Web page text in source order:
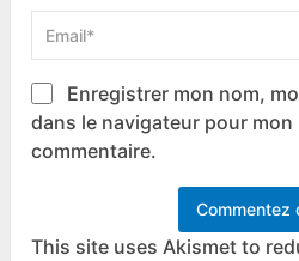
Enregistrer mon nom,
dans le navigateur pour mon
commentaire.
This site uses Akismet to